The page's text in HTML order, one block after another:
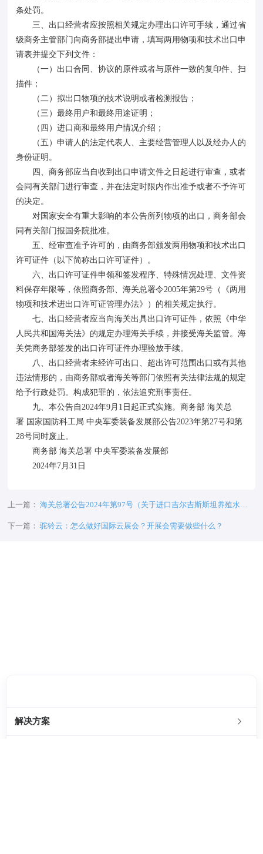
条处罚。
三、出口经营者应按照相关规定办理出口许可手续，通过省
级商务主管部门向商务部提出申请，填写两用物项和技术出口申
请表并提交下列文件：
（一）出口合同、协议的原件或者与原件一致的复印件、扫
描件；
（二）拟出口物项的技术说明或者检测报告；
（三）最终用户和最终用途证明；
（四）进口商和最终用户情况介绍；
（五）申请人的法定代表人、主要经营管理人以及经办人的
身份证明。
四、商务部应当自收到出口申请文件之日起进行审查，或者
会同有关部门进行审查，并在法定时限内作出准予或者不予许可
的决定。
对国家安全有重大影响的本公告所列物项的出口，商务部会
同有关部门报国务院批准。
五、经审查准予许可的，由商务部颁发两用物项和技术出口
许可证件（以下简称出口许可证件）。
六、出口许可证件申领和签发程序、特殊情况处理、文件资
料保存年限等，依照商务部、海关总署令2005年第29号（《两用
物项和技术进出口许可证管理办法》）的相关规定执行。
七、出口经营者应当向海关出具出口许可证件，依照《中华
人民共和国海关法》的规定办理海关手续，并接受海关监管。海
关凭商务部签发的出口许可证件办理验放手续。
八、出口经营者未经许可出口、超出许可范围出口或有其他
违法情形的，由商务部或者海关等部门依照有关法律法规的规定
给予行政处罚。构成犯罪的，依法追究刑事责任。
九、本公告自2024年9月1日起正式实施。商务部 海关总
署 国家国防科工局 中央军委装备发展部公告2023年第27号和第
28号同时废止。
商务部 海关总署 中央军委装备发展部
2024年7月31日
上一篇： 海关总署公告2024年第97号（关于进口吉尔吉斯斯坦养殖水产
下一篇： 驼铃云：怎么做好国际云展会？开展会需要做些什么？
解决方案